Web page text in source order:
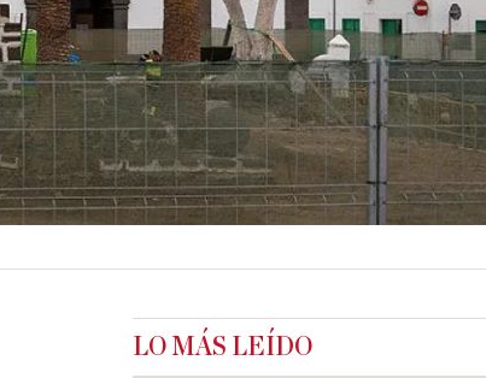
LO MÁS LEÍDO